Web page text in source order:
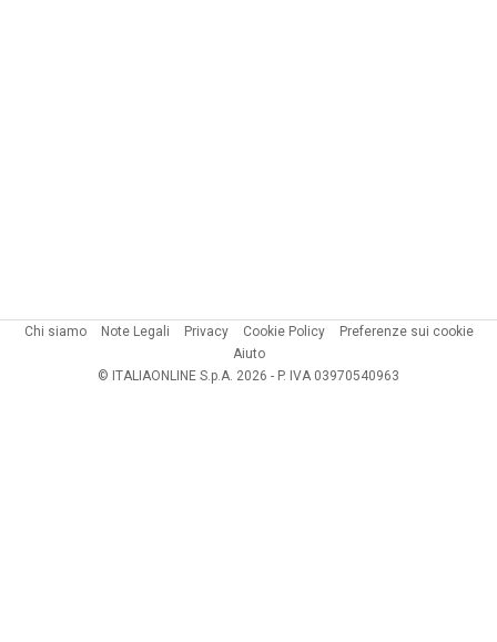
Chi siamo Note Legali Privacy Cookie Policy
Preferenze sui cookie
Aiuto
© ITALIAONLINE S.p.A. 2026 - P. IVA 03970540963